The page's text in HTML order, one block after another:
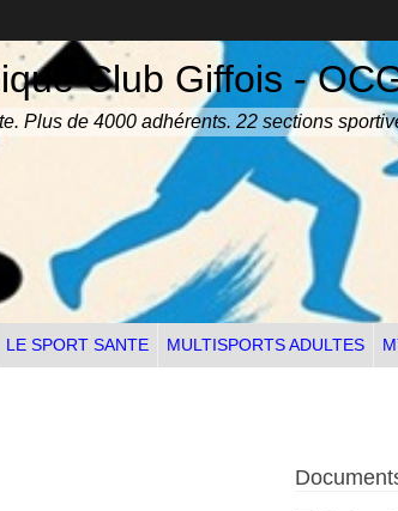
Club Giffois -
Plus de 4000 adhérents. 22 sections
LE SPORT SANTE MULTISPORTS ADULTES